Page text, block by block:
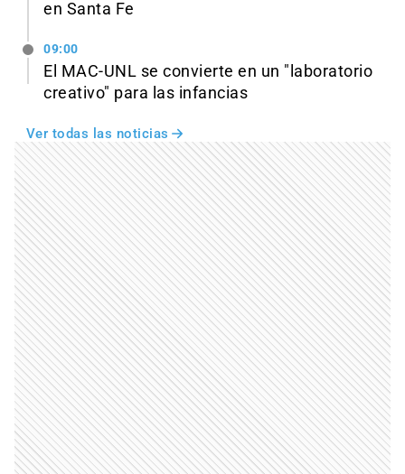
en Santa Fe
09:00
El MAC-UNL se convierte en un "laboratorio
creativo" para las infancias
Ver todas las noticias